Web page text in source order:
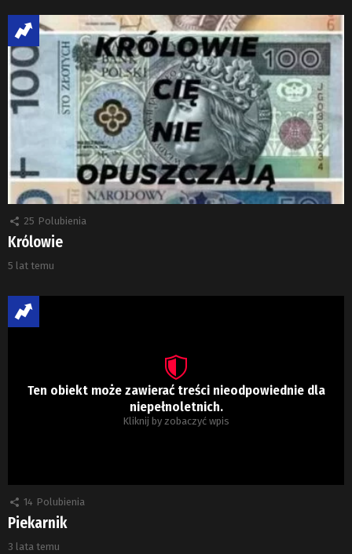
25 Polubienia
Królowie
5 lat temu
Ten obiekt może zawierać treści nieodpowiednie dla
niepełnoletnich.
Kliknij by zobaczyć wpis
14 Polubienia
Piekarnik
3 lata temu